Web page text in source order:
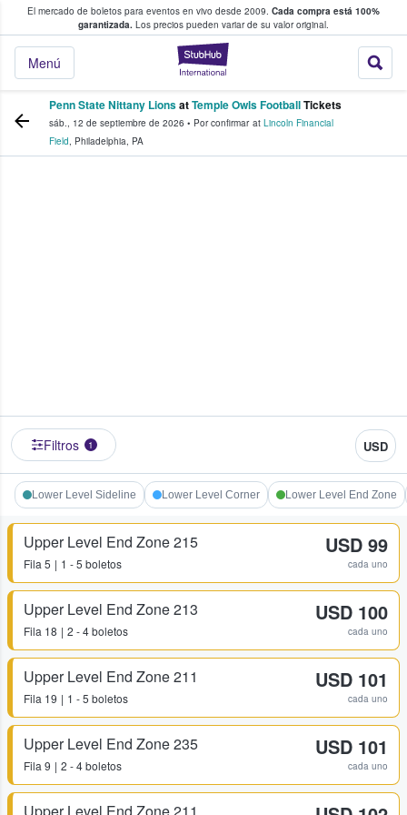
El mercado de boletos para eventos en vivo desde 2009. Cada compra está 100%
garantizada. Los precios pueden variar de su valor original.
StubHub: donde
Menú
fans compran y venden boletos
Penn State Nittany LionsatTemple Owls FootballTickets
sáb., 12 de septiembre de 2026 • Por confirmar at Lincoln Financial
Field, Philadelphia, PA
Filtros 1 USD
Lower Level Sideline Lower Level Corner Lower Level End Zone
Upper Level End Zone 215
Fila 5 1 - 5 boletos
USD 99
cada uno
Upper Level End Zone 213
Fila 18 2 - 4 boletos
USD 100
cada uno
Upper Level End Zone 211
Fila 19 1 - 5 boletos
USD 101
cada uno
Upper Level End Zone 235
Fila 9 2 - 4 boletos
USD 101
cada uno